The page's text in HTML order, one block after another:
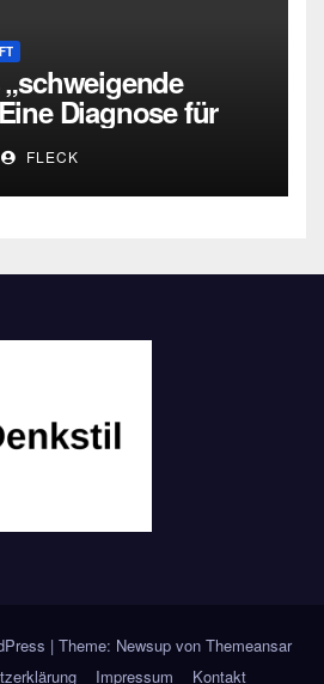
Diagnose für
FLECK
| Theme: Newsup von Themeansar
Impressum Kontakt